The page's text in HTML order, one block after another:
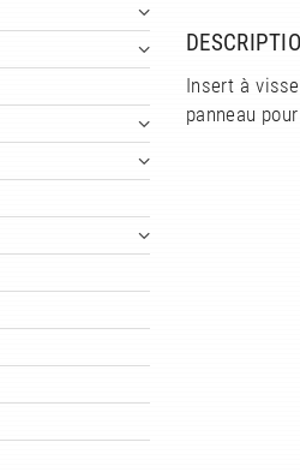
Insert à
panneau